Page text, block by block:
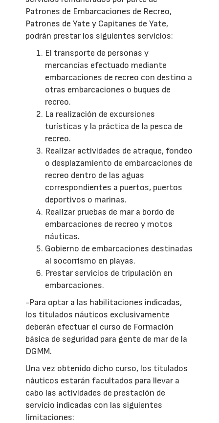
Patrones de Embarcaciones de Recreo,
Patrones de Yate y Capitanes de Yate,
podrán prestar los siguientes servicios:
El transporte de personas y
mercancías efectuado mediante
embarcaciones de recreo con destino a
otras embarcaciones o buques de
recreo.
La realización de excursiones
turísticas y la práctica de la pesca de
recreo.
Realizar actividades de atraque, fondeo
o desplazamiento de embarcaciones de
recreo dentro de las aguas
correspondientes a puertos, puertos
deportivos o marinas.
Realizar pruebas de mar a bordo de
embarcaciones de recreo y motos
náuticas.
Gobierno de embarcaciones destinadas
al socorrismo en playas.
Prestar servicios de tripulación en
embarcaciones.
-Para optar a las habilitaciones indicadas,
los titulados náuticos exclusivamente
deberán efectuar el curso de Formación
básica de seguridad para gente de mar de la
DGMM.
Una vez obtenido dicho curso, los titulados
náuticos estarán facultados para llevar a
cabo las actividades de prestación de
servicio indicadas con las siguientes
limitaciones: